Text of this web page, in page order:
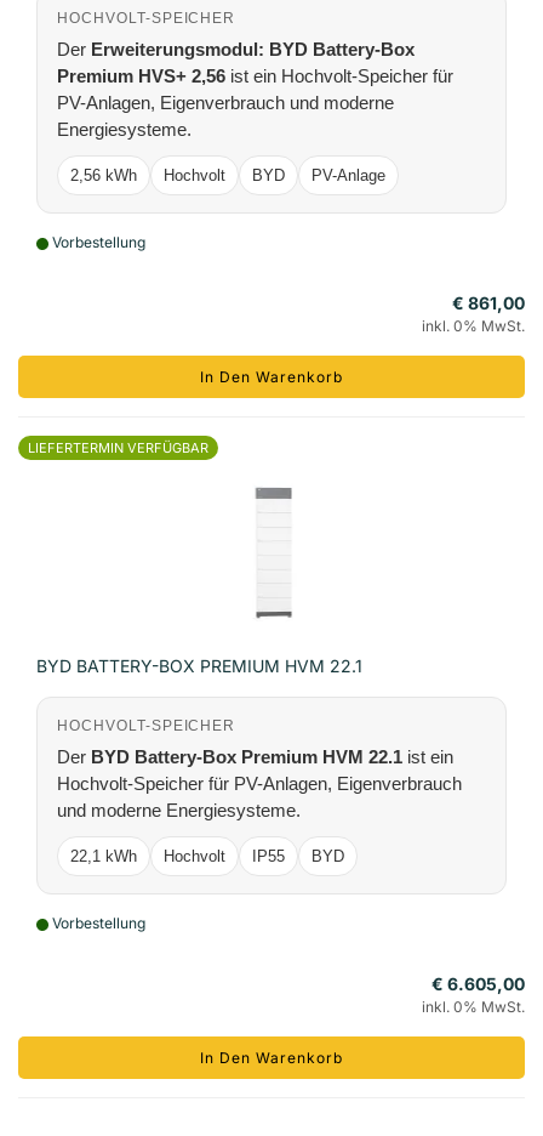
HOCHVOLT-SPEICHER
Der Erweiterungsmodul: BYD Battery-Box
Premium HVS+ 2,56 ist ein Hochvolt-Speicher für
PV-Anlagen, Eigenverbrauch und moderne
Energiesysteme.
2,56 kWh Hochvolt BYD PV-Anlage
Vorbestellung
€ 861,00
inkl. 0% MwSt.
In Den Warenkorb
LIEFERTERMIN VERFÜGBAR
BYD BATTERY-BOX PREMIUM HVM 22.1
HOCHVOLT-SPEICHER
Der BYD Battery-Box Premium HVM 22.1 ist ein
Hochvolt-Speicher für PV-Anlagen, Eigenverbrauch
und moderne Energiesysteme.
22,1 kWh Hochvolt IP55 BYD
Vorbestellung
€ 6.605,00
inkl. 0% MwSt.
In Den Warenkorb